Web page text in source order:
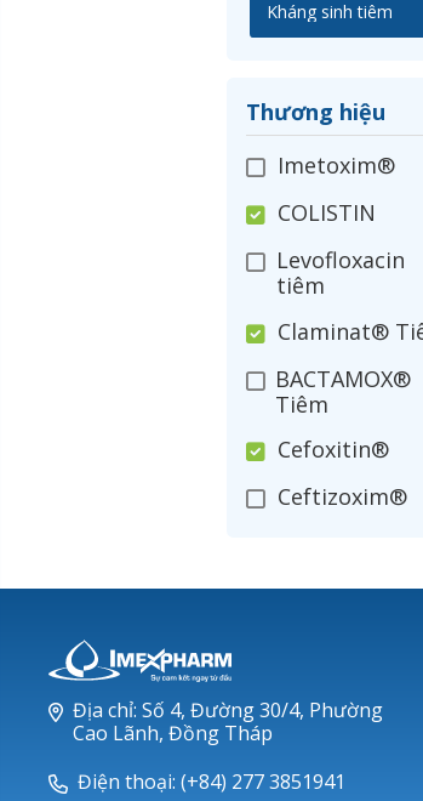
Thương hiệu
Imetoxim®
COLISTIN
Levofloxacin
tiêm
Claminat®
BACTAMOX®
Tiêm
Cefoxitin®
Ceftizoxim®
Nerusyn®
Ticarlinat®
Zobacta®
Địa chỉ: Số 4, Đường 30/4, Phường
Cao Lãnh, Đồng Tháp
Điện thoại: (+84) 277 3851941